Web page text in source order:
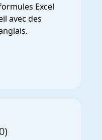
Excel
avec des